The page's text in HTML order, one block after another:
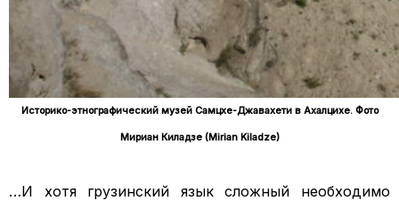
Историко-этнографический музей Самцхе-Джавахети в Ахалцихе. Фото
Мириан Киладзе (Mirian Kiladze)
…И хотя грузинский язык сложный необходимо